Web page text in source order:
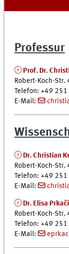
Professur
Prof. Dr.
Robert-Koch-Str.
Telefon: +49
E-Mail:
Dr. Christian
Robert-Koch-Str.
Telefon: +49
E-Mail:
Dr. Elisa
Robert-Koch-Str.
Telefon: +49
E-Mail: